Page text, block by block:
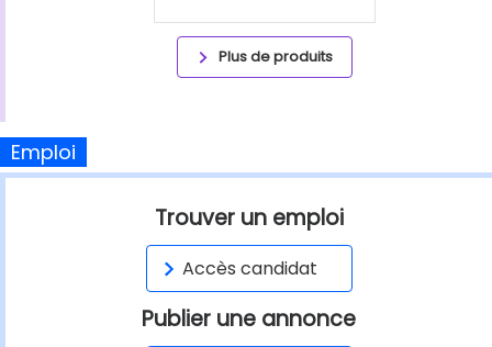
Plus de produits
Emploi
Trouver un emploi
Accès candidat
Publier une annonce